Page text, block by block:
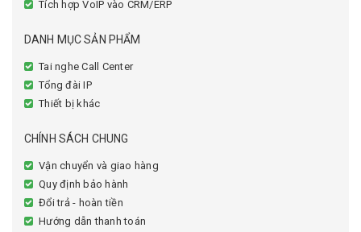
Tích hợp VoIP vào CRM/ERP
DANH MỤC SẢN PHẨM
Tai nghe Call Center
Tổng đài IP
Thiết bị khác
CHÍNH SÁCH CHUNG
Vận chuyển và giao hàng
Quy định bảo hành
Đổi trả - hoàn tiền
Hướng dẫn thanh toán